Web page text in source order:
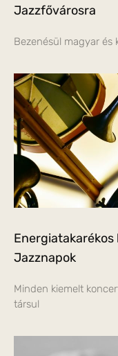
Jazzfővárosra
Bezenésül magyar és
Energiatakarékos
Jazznapok
Minden kiemelt
társul